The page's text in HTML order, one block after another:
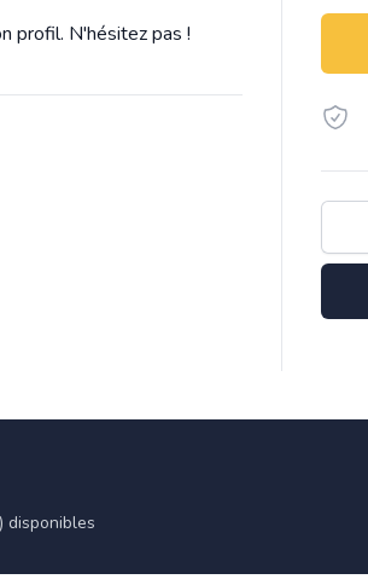
profil. N'hésitez pas !
disponibles